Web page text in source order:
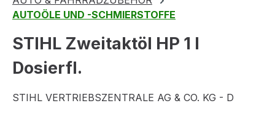
AUTOÖLE UND -SCHMIERSTOFFE
STIHL Zweitaktöl HP 1 l
Dosierfl.
STIHL VERTRIEBSZENTRALE AG & CO. KG - D